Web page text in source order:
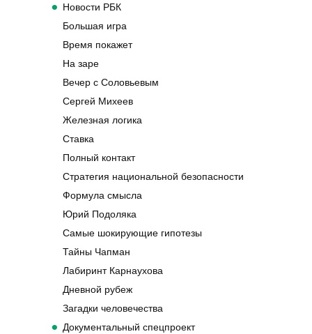
Новости РБК
Большая игра
Время покажет
На заре
Вечер с Соловьевым
Сергей Михеев
Железная логика
Ставка
Полный контакт
Стратегия национальной безопасности
Формула смысла
Юрий Подоляка
Самые шокирующие гипотезы
Тайны Чапман
Лабиринт Карнаухова
Дневной рубеж
Загадки человечества
Документальный спецпроект